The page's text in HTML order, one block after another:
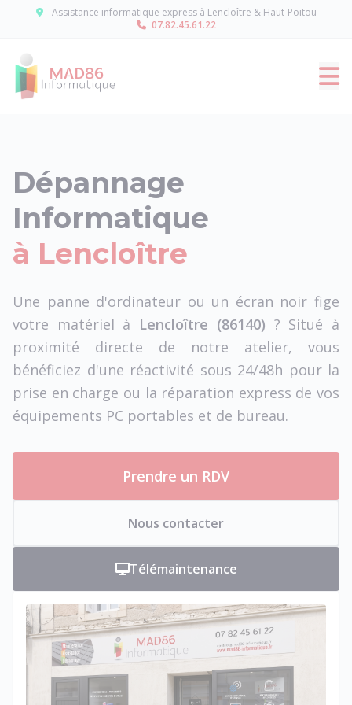
Assistance informatique express à Lencloître & Haut-Poitou
07.82.45.61.22
Dépannage
Informatique
à Lencloître
Une panne d'ordinateur ou un écran noir fige
votre matériel à Lencloître (86140) ? Situé à
proximité directe de notre atelier, vous
bénéficiez d'une réactivité sous 24/48h pour la
prise en charge ou la réparation express de vos
équipements PC portables et de bureau.
Prendre un RDV
Nous contacter
Télémaintenance
Panneau de gestion des cookies